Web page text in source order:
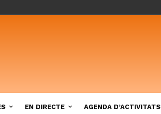
EN DIRECTE AGENDA D’ACTIVITATS